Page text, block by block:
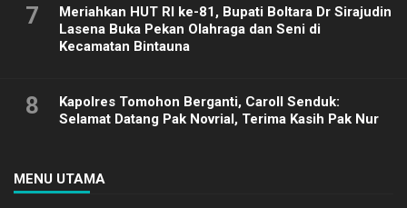
7
Meriahkan HUT RI ke-81, Bupati Boltara Dr Sirajudin
Lasena Buka Pekan Olahraga dan Seni di
Kecamatan Bintauna
8
Kapolres Tomohon Berganti, Caroll Senduk:
Selamat Datang Pak Novrial, Terima Kasih Pak Nur
MENU UTAMA